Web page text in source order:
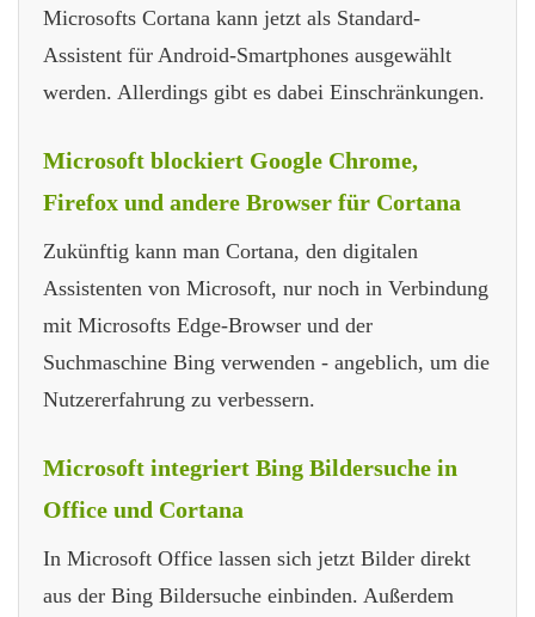
Microsofts Cortana kann jetzt als Standard-
Assistent für Android-Smartphones ausgewählt
werden. Allerdings gibt es dabei Einschränkungen.
Microsoft blockiert Google Chrome,
Firefox und andere Browser für Cortana
Zukünftig kann man Cortana, den digitalen
Assistenten von Microsoft, nur noch in Verbindung
mit Microsofts Edge-Browser und der
Suchmaschine Bing verwenden - angeblich, um die
Nutzererfahrung zu verbessern.
Microsoft integriert Bing Bildersuche in
Office und Cortana
In Microsoft Office lassen sich jetzt Bilder direkt
aus der Bing Bildersuche einbinden. Außerdem